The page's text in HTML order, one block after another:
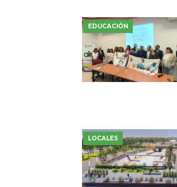
EDUCACIÓN
LOCALES